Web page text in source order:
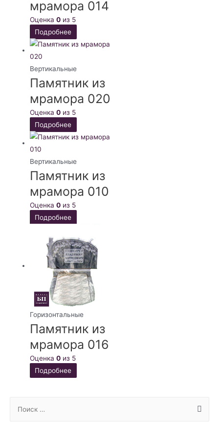
мрамора 014
Оценка0 из 5
Подробнее
Вертикальные
Памятник из
мрамора 020
Оценка0 из 5
Подробнее
Вертикальные
Памятник из
мрамора 010
Оценка0 из 5
Подробнее
Горизонтальные
Памятник из
мрамора 016
Оценка0 из 5
Подробнее